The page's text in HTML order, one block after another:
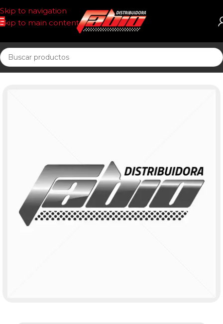
Skip to navigation
Skip to main content
Inicio UNIDAD SELLADA COMBUST